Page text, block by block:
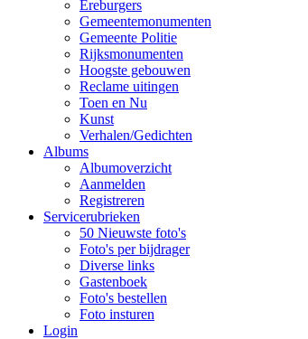
Ereburgers
Gemeentemonumenten
Gemeente Politie
Rijksmonumenten
Hoogste gebouwen
Reclame uitingen
Toen en Nu
Kunst
Verhalen/Gedichten
Albums
Albumoverzicht
Aanmelden
Registreren
Servicerubrieken
50 Nieuwste foto's
Foto's per bijdrager
Diverse links
Gastenboek
Foto's bestellen
Foto insturen
Login